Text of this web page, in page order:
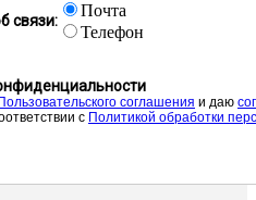
связи:
Почта
Телефон
Пользовательского соглашения и даю
с Политикой обработки